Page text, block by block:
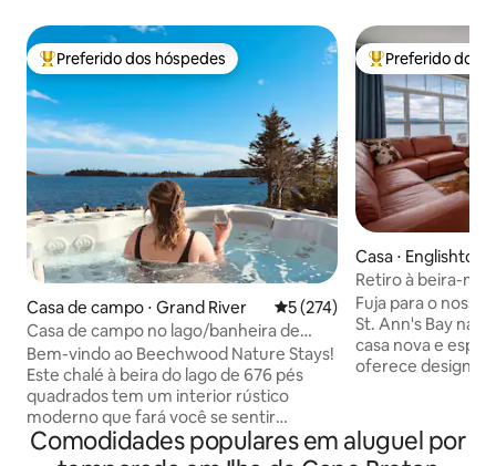
Entre os melhores preferidos dos hóspedes
Preferido dos hóspedes
Casa de campo ⋅ Grand River 5 de uma avaliação média de
5 (274)
Casa de campo no lago/banheira de
hidromassagem
privativa/fogueira/caiaques/sauna
Bem-vindo ao Beechwood Nature Stays!
Este chalé à beira do lago de 676 pés
quadrados tem um interior rústico
moderno que fará você se sentir
confortável e super aconchegante
durante a sua estadia! Relaxe em sua
Entre os
Preferido dos
Casa ⋅
Retiro à beira-
Fuja para o nosso
St. Ann's Bay na
casa nova e
oferece design
um quarto com
na parte inferior
Comodidades populares em aluguel por